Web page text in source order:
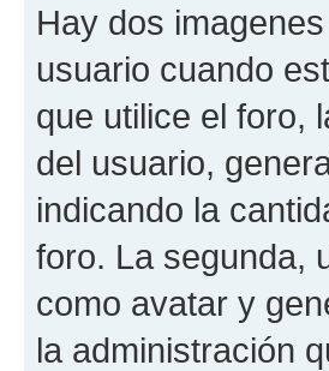
Hay dos
usuario cuando
que utilice el foro,
del usuario,
indicando la
foro. La segunda,
como avatar y
la administración